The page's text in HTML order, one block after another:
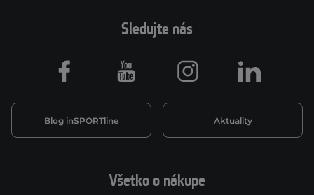
Všetko o nákupe
Sledujte nás
Blog inSPORTline Aktuality
Facebook Youtube Instagram LinkedIn